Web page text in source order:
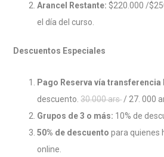
Arancel Restante: $220.000 /
el día del curso.
Descuentos Especiales
Pago Reserva vía transferencia
descuento.30.000 ars/ 27. 000
Grupos de 3 o más: 10% de
50% de descuento para quienes
online.